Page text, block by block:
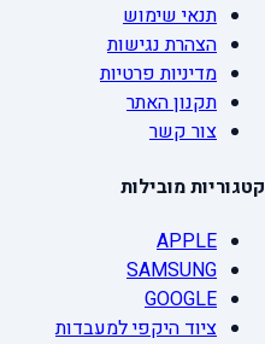
תנאי שימוש
הצהרת נגישות
מדיניות פרטיות
תקנון האתר
צור קשר
קטגוריות מובילות
APPLE
SAMSUNG
GOOGLE
ציוד היקפי למעבדות